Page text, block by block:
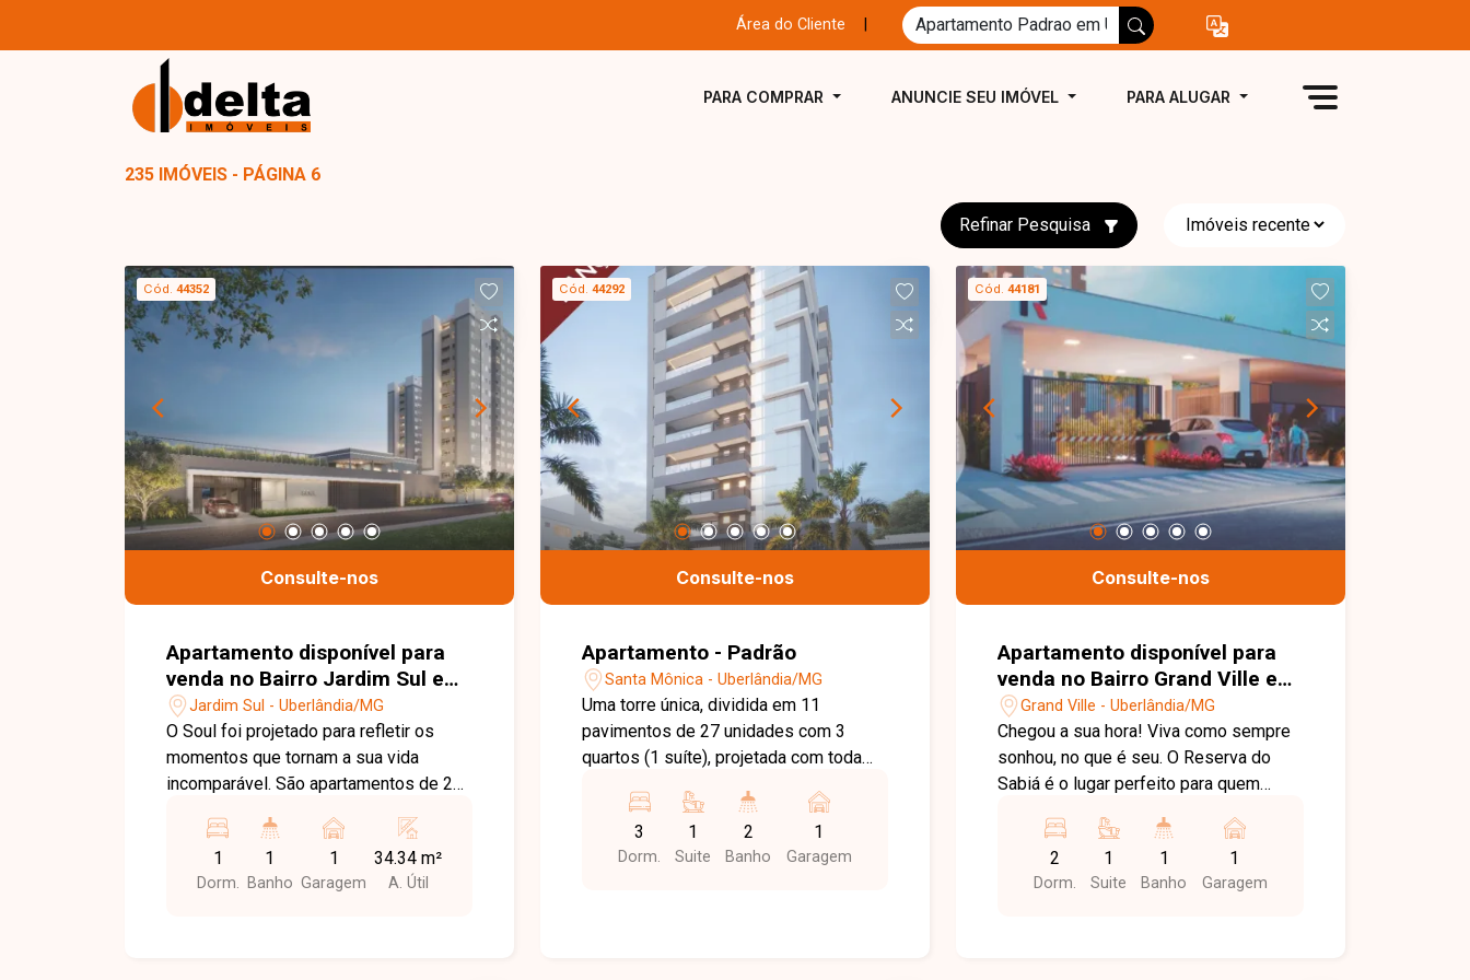
Área do Cliente
PARA COMPRAR ANUNCIE SEU IMÓVEL PARA ALUGAR
235 IMÓVEIS - PÁGINA 6
Refinar Pesquisa
Cód. 44352
Consulte-nos
Apartamento disponível para
venda no Bairro Jardim Sul em
Uberlândia-MG
Jardim Sul - Uberlândia/MG
O Soul foi projetado para refletir os
momentos que tornam a sua vida
incomparável. São apartamentos de 2
varanda com suíte, garantindo o espaço
ideal para viver com conforto e
praticidade. Um dos pontos altos do
1
Dorm.
1
Banho
1
Garagem
34.34 m²
A. Útil
Cód. 44292
Consulte-nos
Apartamento - Padrão
Santa Mônica - Uberlândia/MG
Uma torre única, dividida em 11
pavimentos de 27 unidades com 3
quartos (1 suíte), projetada com toda
família buscam em um espaço. 3
quartos 1 suíte Lavabo Sala em 2
ambientes Rodapé embutido Cozinha
3
Dorm.
1
Suite
2
Banho
1
Garagem
Cód. 44181
Consulte-nos
Apartamento disponível para
venda no Bairro Grand Ville em
Uberlândia-MG
Grand Ville - Uberlândia/MG
Chegou a sua hora! Viva como sempre
sonhou, no que é seu. O Reserva do
Sabiá é o lugar perfeito para quem
contato com a natureza, sem abrir mão
do conforto e da comodidade. Um
Minha Casa Minha Vida moderno, com
2
Dorm.
1
Suite
1
Banho
1
Garagem